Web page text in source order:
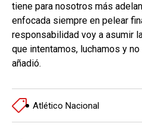
tiene para nosotros más
enfocada siempre en pelear
responsabilidad voy a asumir
que intentamos, luchamos y
añadió.
Atlético Nacional